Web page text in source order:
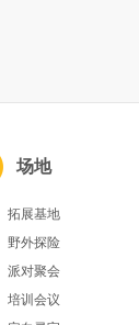
场地
拓展基地
野外探险
派对聚会
培训会议